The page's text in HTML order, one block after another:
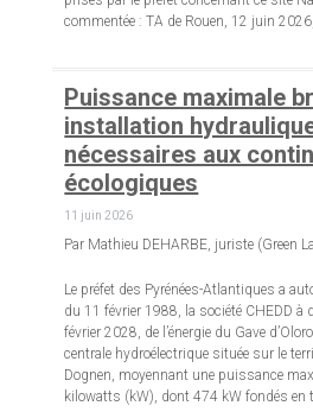
commentée : TA de Rouen, 12 juin
Puissance maximale
installation
nécessaires aux
écologiques
11 juin 2026
Par Mathieu DEHARBE, juriste (Green
Le préfet des Pyrénées-Atlantiques a
du 11 février 1988, la société CHEDD à
février 2028, de l’énergie du Gave
centrale hydroélectrique située sur le
Dognen, moyennant une puissance
kilowatts (kW), dont 474 kW fondés en